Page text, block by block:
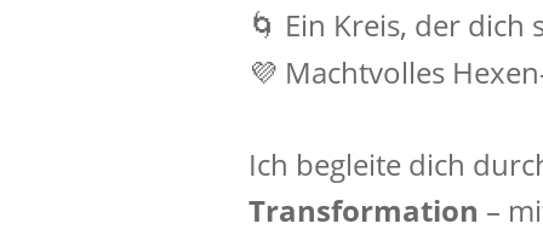
🌀 Ein Kreis, der dich
💜 Machtvolles
Ich begleite dich
Transformation –